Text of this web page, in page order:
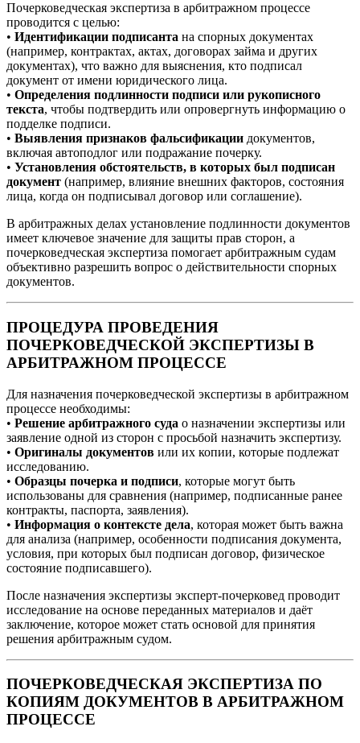
Почерковедческая экспертиза в арбитражном процессе
проводится с целью:
• Идентификации подписанта на спорных документах
(например, контрактах, актах, договорах займа и других
документах), что важно для выяснения, кто подписал
документ от имени юридического лица.
• Определения подлинности подписи или рукописного
текста, чтобы подтвердить или опровергнуть информацию о
подделке подписи.
• Выявления признаков фальсификации документов,
включая автоподлог или подражание почерку.
• Установления обстоятельств, в которых был подписан
документ (например, влияние внешних факторов, состояния
лица, когда он подписывал договор или соглашение).
В арбитражных делах установление подлинности документов
имеет ключевое значение для защиты прав сторон, а
почерковедческая экспертиза помогает арбитражным судам
объективно разрешить вопрос о действительности спорных
документов.
ПРОЦЕДУРА ПРОВЕДЕНИЯ
ПОЧЕРКОВЕДЧЕСКОЙ ЭКСПЕРТИЗЫ В
АРБИТРАЖНОМ ПРОЦЕССЕ
Для назначения почерковедческой экспертизы в арбитражном
процессе необходимы:
• Решение арбитражного суда о назначении экспертизы или
заявление одной из сторон с просьбой назначить экспертизу.
• Оригиналы документов или их копии, которые подлежат
исследованию.
• Образцы почерка и подписи, которые могут быть
использованы для сравнения (например, подписанные ранее
контракты, паспорта, заявления).
• Информация о контексте дела, которая может быть важна
для анализа (например, особенности подписания документа,
условия, при которых был подписан договор, физическое
состояние подписавшего).
После назначения экспертизы эксперт-почерковед проводит
исследование на основе переданных материалов и даёт
заключение, которое может стать основой для принятия
решения арбитражным судом.
ПОЧЕРКОВЕДЧЕСКАЯ ЭКСПЕРТИЗА ПО
КОПИЯМ ДОКУМЕНТОВ В АРБИТРАЖНОМ
ПРОЦЕССЕ